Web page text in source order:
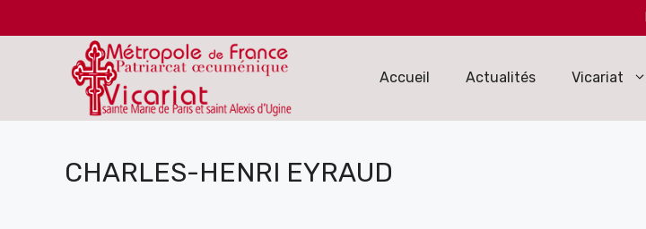
au
Accueil Actualités Vicariat
CHARLES-HENRI EYRAUD